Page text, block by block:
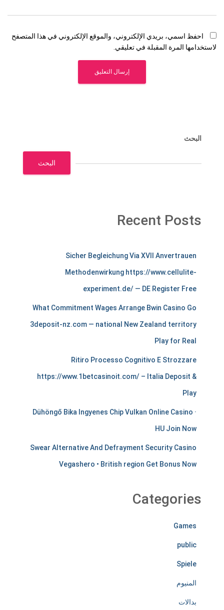
احفظ اسمي، بريدي الإلكتروني، والموقع الإلكتروني في هذا المتصفح
لاستخدامها المرة المقبلة في تعليقي.
البحث
البحث
Recent Posts
c
h
a
n
l
Sicher Begleichung Via XVII Anvertrauen
Methodenwirkung https://www.cellulite-
experiment.de/ — DE Register Free
What Commitment Wages Arrange Bwin Casino Go
3deposit-nz.com — national New Zealand territory
Play for Real
Ritiro Processo Cognitivo E Strozzare
https://www.1betcasinoit.com/ – Italia Deposit &
Play
Dühöngő Bika Ingyenes Chip Vulkan Online Casino ·
HU Join Now
Swear Alternative And Defrayment Security Casino
Vegashero • British region Get Bonus Now
Categories
Games
public
Spiele
المنيوم
بدالات